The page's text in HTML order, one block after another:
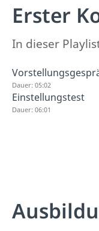
Erster
In dieser
Dauer: 05:02
Einstellungstest
Dauer: 06:01